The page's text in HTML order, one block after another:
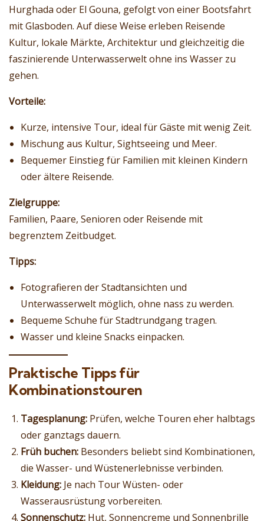
Hurghada oder El Gouna, gefolgt von einer Bootsfahrt
mit Glasboden. Auf diese Weise erleben Reisende
Kultur, lokale Märkte, Architektur und gleichzeitig die
faszinierende Unterwasserwelt ohne ins Wasser zu
gehen.
Vorteile:
Kurze, intensive Tour, ideal für Gäste mit wenig Zeit.
Mischung aus Kultur, Sightseeing und Meer.
Bequemer Einstieg für Familien mit kleinen Kindern
oder ältere Reisende.
Zielgruppe:
Familien, Paare, Senioren oder Reisende mit
begrenztem Zeitbudget.
Tipps:
Fotografieren der Stadtansichten und
Unterwasserwelt möglich, ohne nass zu werden.
Bequeme Schuhe für Stadtrundgang tragen.
Wasser und kleine Snacks einpacken.
Praktische Tipps für
Kombinationstouren
Tagesplanung: Prüfen, welche Touren eher halbtags
oder ganztags dauern.
Früh buchen: Besonders beliebt sind Kombinationen,
die Wasser- und Wüstenerlebnisse verbinden.
Kleidung: Je nach Tour Wüsten- oder
Wasserausrüstung vorbereiten.
Sonnenschutz: Hut, Sonnencreme und Sonnenbrille